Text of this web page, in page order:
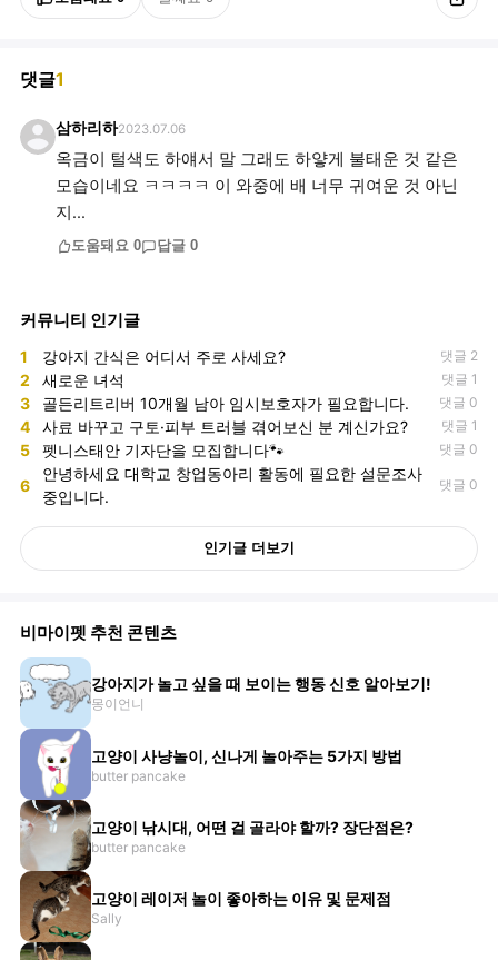
댓글1
삼하리하2023.07.06
옥금이 털색도 하얘서 말 그래도 하얗게 불태운 것 같은
모습이네요 ㅋㅋㅋㅋ 이 와중에 배 너무 귀여운 것 아닌
지...
도움돼요 0 답글 0
커뮤니티 인기글
1 강아지 간식은 어디서 주로 사세요? 댓글 2
2 새로운 녀석 댓글 1
3 골든리트리버 10개월 남아 임시보호자가 필요합니다. 댓글 0
4 사료 바꾸고 구토·피부 트러블 겪어보신 분 계신가요? 댓글 1
5 펫니스태안 기자단을 모집합니다🐾 댓글 0
6
안녕하세요 대학교 창업동아리 활동에 필요한 설문조사
중입니다.
댓글 0
인기글 더보기
비마이펫 추천 콘텐츠
강아지가 놀고 싶을 때 보이는 행동 신호 알아보기!
몽이언니
고양이 사냥놀이, 신나게 놀아주는 5가지 방법
butter pancake
고양이 낚시대, 어떤 걸 골라야 할까? 장단점은?
butter pancake
고양이 레이저 놀이 좋아하는 이유 및 문제점
Sally